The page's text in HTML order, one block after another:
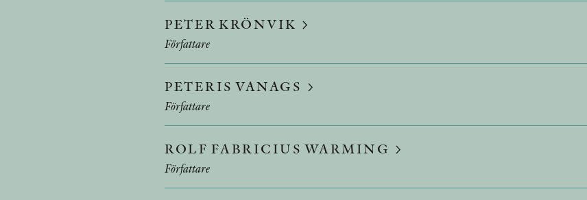
PETER KRÖNVIK
Författare
PETERIS VANAGS
Författare
ROLF FABRICIUS WARMING
Författare